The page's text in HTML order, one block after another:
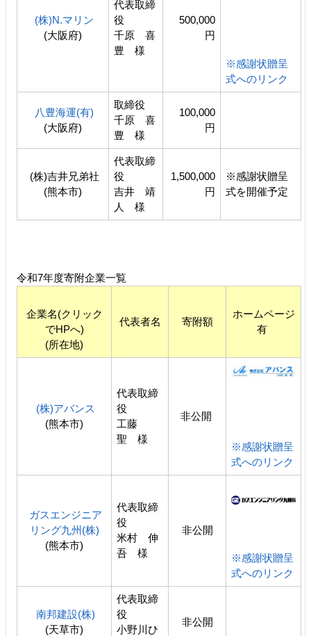
(株)N.マリン
(大阪府)
代表取締
役
千原 喜
豊 様
500,000
円
※感謝状贈呈
式へのリンク
八豊海運(有)
(大阪府)
取締役
千原 喜
豊 様
100,000
円
(株)吉井兄弟社
(熊本市)
代表取締
役
吉井 靖
人 様
1,500,000
円
※感謝状贈呈
式を開催予定
令和7年度寄附企業一覧
企業名(クリック
でHPへ)
(所在地)
代表者名 寄附額
ホームページ
有
(株)アバンス
(熊本市)
代表取締
役
工藤
聖 様
非公開
※感謝状贈呈
式へのリンク
ガスエンジニア
リング九州(株)
(熊本市)
代表取締
役
米村 伸
吾 様
非公開
※感謝状贈呈
式へのリンク
南邦建設(株)
(天草市)
代表取締
役
小野川ひ
非公開